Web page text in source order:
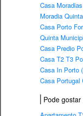
Casa
Moradia
Casa Porto
Quinta
Casa Predio
Casa T2 T3
Casa In Porto
Casa Portugal
Pode